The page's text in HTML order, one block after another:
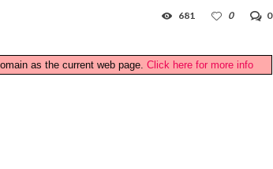
0
0
681
as the current web page. Click here for more info